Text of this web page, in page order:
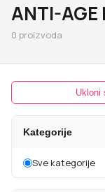
ANTI-AGE
0 proizvoda
Ukloni
Kategorije
Sve kategorije